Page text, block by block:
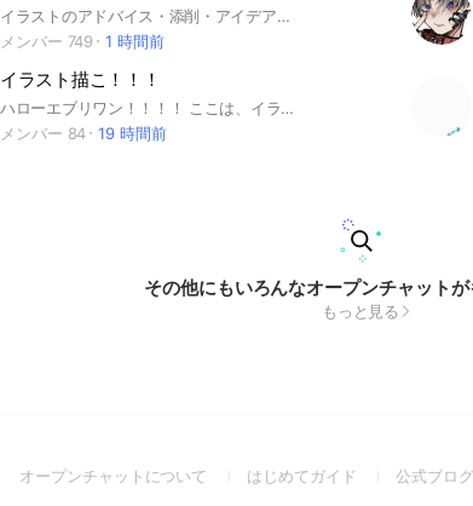
イラストのアドバイス・添削・アイデアなど様々なことを聞き合い、高め合うオプチャです。※迷惑行為はやめましょう
メンバー 749
1 時間前
イラスト描こ！！！
ハローエブリワン！！！！ ここは、イラスト＆雑談会のオプちゃですのよ！！ それが好きって子は是非(੭ ᐕ)੭ｶﾓﾝ 描いたイラストを褒め合いましょう！ それで…荒らしｻﾝは入ってきてはダメだよ？ 荒らしはここで回れ右！さよなら！！ 是非騒がしい子来てね！！(失礼) 禁止事項(今から言うことは辞めてください！) 荒らし目的は‪✕‬‪‪ 即抜けは宣言してくれたら○ 宣伝は悪用しなければ○（管理人か副官に言ってね！） 他のオプの宣伝 △ 無言抜けは‪辞めてください！ 本名とか、顔写真で入ってくるのも辞めてね～ 下ネタ、グロいのも(？)イラストの悪口、発言に不適切なもの、スタンプ連打は辞めてね^^ 無断転載、自作発言は絶対にやめてね！追放します〜 よろしくです！ 注意⚠️ 夜10時からは入らないでください！ 荒らしを防ぐためご協力お願い🙏 ☆制限としては朝7時〜夜10時までが オプを使っていい時間とします！！☆ ノートは投稿していいよ〜 この事項を守って楽しくオプを使いましょう！ﾖﾛｼｸ 記録✍️ 作った日 2月28日 10人達成🎉 ３月 7日 20人達成🎉 ３月21日 30人達成🎉 ３月22日 40人達成🎉 ３月23日 50人達成🎉 ３月23日 60人達成🎉 ３月24日 70人達成🎉 ３月26日 80人達成🎉 ３月27日 90人達成🎉 ３月27日 100人達成🎉 ３月28日
メンバー 84
19 時間前
その他にもいろんなオープンチャット
もっと見る
オープンチャットについて
(Openはじめてガイド
(Open公式ブログ